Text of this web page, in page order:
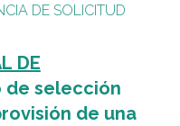
DE SOLICITUD
DE
selección
de una